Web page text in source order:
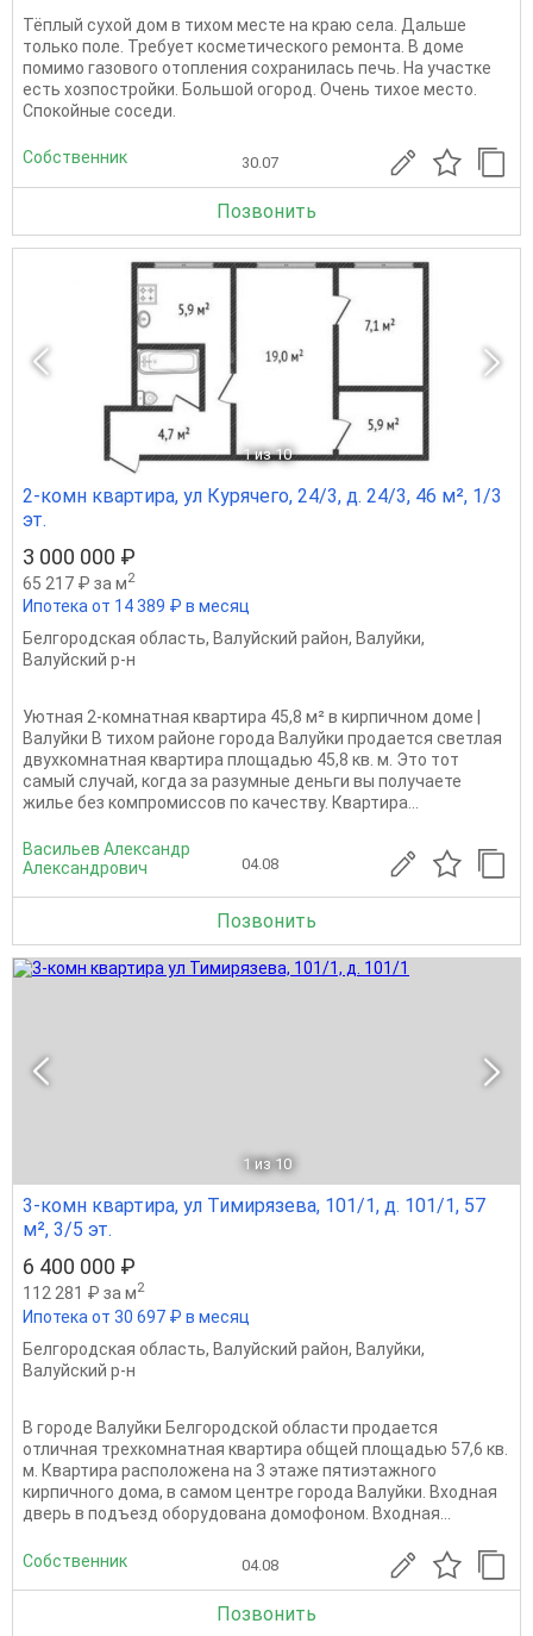
Тёплый сухой дом в тихом месте на краю села. Дальше
только поле. Требует косметического ремонта. В доме
помимо газового отопления сохранилась печь. На участке
есть хозпостройки. Большой огород. Очень тихое место.
Спокойные соседи.
Собственник 30.07
Позвонить
1 из 10
2-комн квартира, ул Курячего, 24/3, д. 24/3, 46 м², 1/3
эт.
3 000 000 ₽
65 217 ₽ за м2
Ипотека от 14 389 ₽ в месяц
Белгородская область, Валуйский район, Валуйки,
Валуйский р-н
Уютная 2-комнатная квартира 45,8 м² в кирпичном доме |
Валуйки В тихом районе города Валуйки продается светлая
двухкомнатная квартира площадью 45,8 кв. м. Это тот
самый случай, когда за разумные деньги вы получаете
жилье без компромиссов по качеству. Квартира...
Васильев Александр
Александрович
04.08
Позвонить
1 из 10
3-комн квартира, ул Тимирязева, 101/1, д. 101/1, 57
м², 3/5 эт.
6 400 000 ₽
112 281 ₽ за м2
Ипотека от 30 697 ₽ в месяц
Белгородская область, Валуйский район, Валуйки,
Валуйский р-н
В городе Валуйки Белгородской области продается
отличная трехкомнатная квартира общей площадью 57,6 кв.
м. Квартира расположена на 3 этаже пятиэтажного
кирпичного дома, в самом центре города Валуйки. Входная
дверь в подъезд оборудована домофоном. Входная...
Собственник 04.08
Позвонить